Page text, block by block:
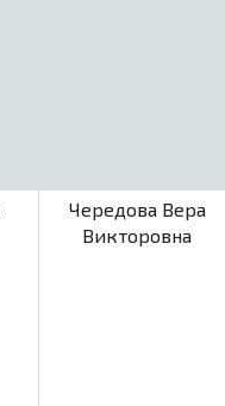
Чередова Вера
Викторовна